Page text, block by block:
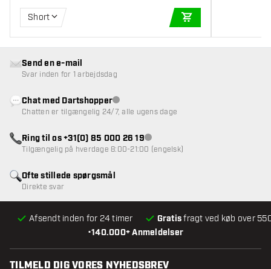
Short
•140.000+ Anmeldelser
Afsendt inden for 24 timer Gratisfragt ved køb over
Ofte stillede spørgsmål
Direkte svar
Send en e-mail
Svar inden for 1 arbejdsdag
Chat med DartshopperKundeservice ikke tilgængelig
Chatten er tilgængelig 24/7, alle ugens dage
Ring til os +31(0) 85 000 26 19Kundeservice ikke tilgængelig
Tilgængelig på hverdage 8:00-21:00 (engelsk)
TILMELD DIG VORES NYHEDSBREV